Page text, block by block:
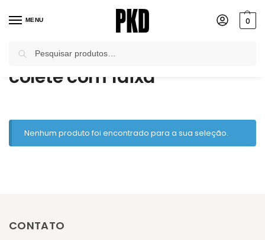
MENU 0
Início / Produtos marcados com a tag “colete com faixa”
colete com faixa
Nenhum produto foi encontrado para a sua seleção.
CONTATO